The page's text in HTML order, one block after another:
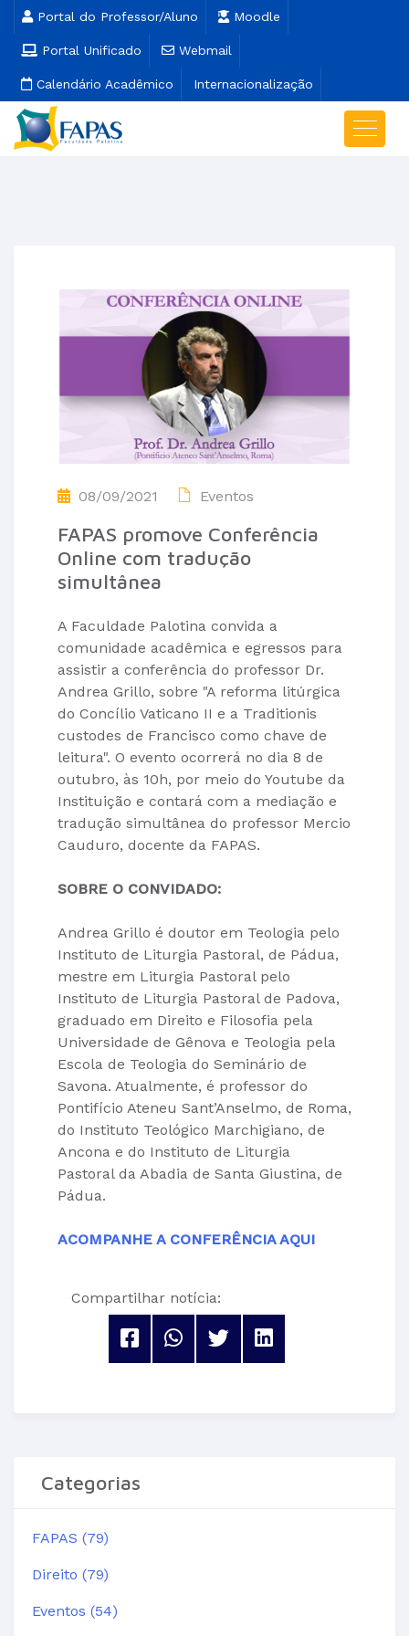
Portal do Professor/Aluno Moodle
Portal Unificado Webmail
Calendário Acadêmico Internacionalização
08/09/2021 Eventos
FAPAS promove Conferência
Online com tradução
simultânea
A Faculdade Palotina convida a
comunidade acadêmica e egressos para
assistir a conferência do professor Dr.
Andrea Grillo, sobre "A reforma litúrgica
do Concílio Vaticano II e a Traditionis
custodes de Francisco como chave de
leitura". O evento ocorrerá no dia 8 de
outubro, às 10h, por meio do Youtube da
Instituição e contará com a mediação e
tradução simultânea do professor Mercio
Cauduro, docente da FAPAS.
SOBRE O CONVIDADO:
Andrea Grillo é doutor em Teologia pelo
Instituto de Liturgia Pastoral, de Pádua,
mestre em Liturgia Pastoral pelo
Instituto de Liturgia Pastoral de Padova,
graduado em Direito e Filosofia pela
Universidade de Gênova e Teologia pela
Escola de Teologia do Seminário de
Savona. Atualmente, é professor do
Pontifício Ateneu Sant’Anselmo, de Roma,
do Instituto Teológico Marchigiano, de
Ancona e do Instituto de Liturgia
Pastoral da Abadia de Santa Giustina, de
Pádua.
ACOMPANHE A CONFERÊNCIA AQUI
Compartilhar notícia:
Categorias
FAPAS (79)
Direito (79)
Eventos (54)